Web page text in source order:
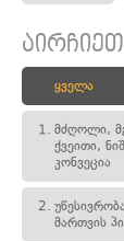
ყველა
1. მძღოლი,
ქვეითი,
კონვეცია
2.
მართვის